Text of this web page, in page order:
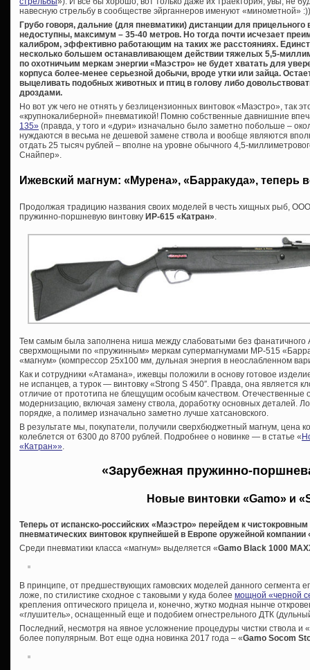
навесную стрельбу в сообществе эйрганнеров именуют «минометной»
Грубо говоря, дальние (для пневматики) дистанции для
недоступны, максимум – 35-40 метров. Но тогда почти исчезает
калибром, эффективно работающим на таких же расстояниях.
несколько большем останавливающем действии тяжелых 5,5-
по охотничьим меркам энергии «Маэстро» не будет хватать для
корпуса более-менее серьезной добычи, вроде утки или зайца.
выцеливать подобных животных и птиц в голову либо
дроздами.
Но вот уж чего не отнять у безлицензионных винтовок «Маэстро», так
«крупнокалиберной» пневматикой! Помню собственные давнишние
135» (правда, у того и «дури» изначально было заметно побольше –
нуждаются в весьма не дешевой замене ствола и вообще являются
отдать 25 тысяч рублей – вполне на уровне обычного 4,5-
Снайпер».
Ижевский магнум: «Мурена», «Барракуда», теперь
Продолжая традицию названия своих моделей в честь хищных рыб,
пружинно-поршневую винтовку ИР-615 «Катран»
Тем самым была заполнена ниша между слабоватыми без
сверхмощными по «пружинным» меркам супермагнумами МР-515
«магнум» (компрессор 25х100 мм, дульная энергия в неослабленном
Как и сотрудники «Атамана», ижевцы положили в основу готовое
не испанцев, а турок — винтовку «Strong S 450″. Правда, она является
отличие от прототипа не блещущим особым качеством. Отечественные
модернизацию, включая замену ствола, доработку основных деталей.
порядке, а полимер изначально заметно лучше хатсановского.
В результате мы, покупатели, получили сверхбюджетный магнум, цена
колеблется от 6300 до 8700 рублей. Подробнее о новинке — в статье «
«Катран»»
«Зарубежная пружинно-
Новые винтовки «Gamo» и
Теперь от испанско-российских «Маэстро» перейдем к
пневматических винтовок крупнейшей в Европе оружейной компании
Среди пневматики класса «магнум» выделяется «Gamo Black 1000
В принципе, от предшествующих гамовских моделей данного сегмента
ложе, по стилистике сходное с таковыми у куда более мощной «черной
крепления оптического прицела и, конечно, жутко модная нынче
«глушитель», оснащенный еще и подобием огнестрельного ДТК
Последний, несмотря на явное усложнение процедуры чистки ствола и
более популярным. Вот еще одна новинка 2017 года – «Gamo Socom